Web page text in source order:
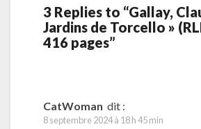
3 Replies to “Gallay,
Jardins de Torcello »
416 pages”
CatWoman dit :
8 septembre 2024 à 18 h 45 min